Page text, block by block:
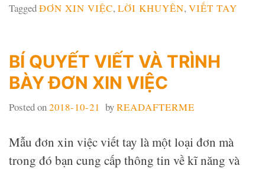
TaggedĐƠN XIN VIỆC, LỜI KHUYÊN, VIẾT TAY
BÍ QUYẾT VIẾT VÀ TRÌNH
BÀY ĐƠN XIN VIỆC
Posted on2018-10-21 byREADAFTERME
Mẫu đơn xin việc viết tay là một loại đơn mà
trong đó bạn cung cấp thông tin về kĩ năng và